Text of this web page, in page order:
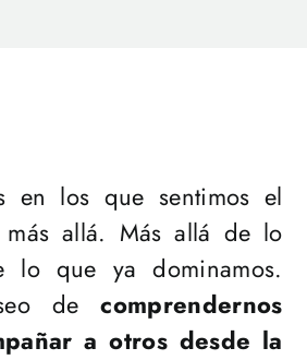
en los que sentimos el
allá. Más allá de lo
lo que ya dominamos.
decomprendernos
a otros desde la